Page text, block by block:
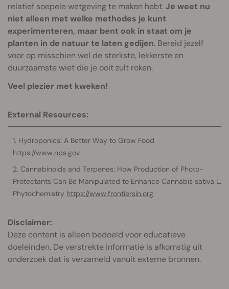
relatief soepele wetgeving te maken hebt.Je weet nu
niet alleen met welke methodes je kunt
experimenteren, maar bent ook in staat om je
planten in de natuur te laten gedijen. Bereid jezelf
voor op misschien wel de sterkste, lekkerste en
duurzaamste wiet die je ooit zult roken.
Veel plezier met kweken!
External Resources:
Hydroponics: A Better Way to Grow Food
https://www.nps.gov
Cannabinoids and Terpenes: How Production of Photo-
Protectants Can Be Manipulated to Enhance Cannabis sativa L.
Phytochemistry https://www.frontiersin.org
Disclaimer:
Deze content is alleen bedoeld voor educatieve
doeleinden. De verstrekte informatie is afkomstig uit
onderzoek dat is verzameld vanuit externe bronnen.